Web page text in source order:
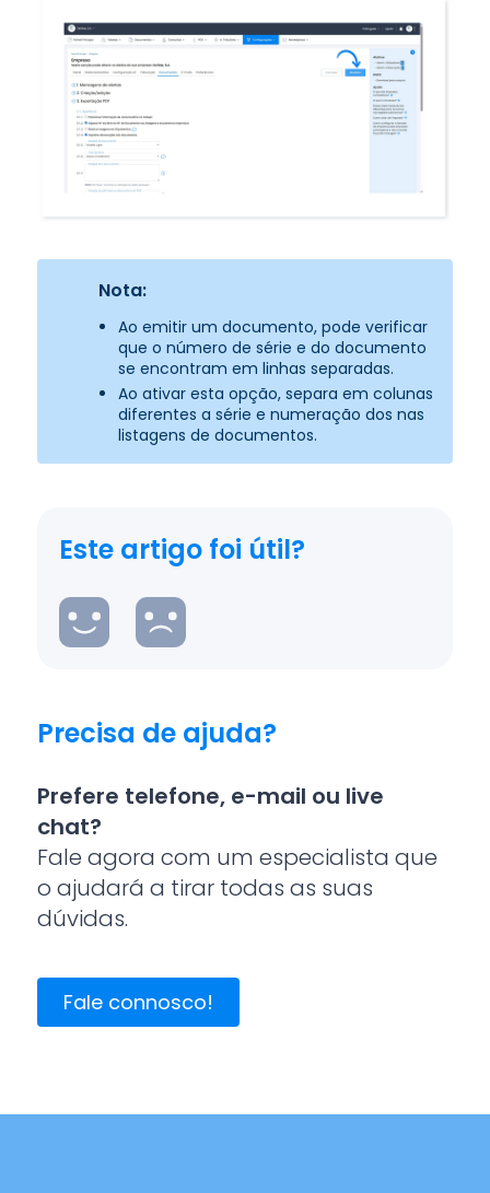
Nota:
Ao emitir um documento, pode verificar
que o número de série e do documento
se encontram em linhas separadas.
Ao ativar esta opção, separa em colunas
diferentes a série e numeração dos nas
listagens de documentos.
Este artigo foi útil?
Precisa de ajuda?
Prefere telefone, e-mail ou live
chat?
Fale agora com um especialista que
o ajudará a tirar todas as suas
dúvidas.
Fale connosco!